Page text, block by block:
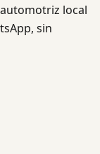
local
sin